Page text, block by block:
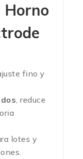
Horno
fino y
, reduce
lotes y